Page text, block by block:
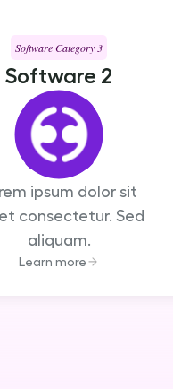
Software Category 3
Software 2
ipsum dolor sit
consectetur. Sed
aliquam.
Learn more